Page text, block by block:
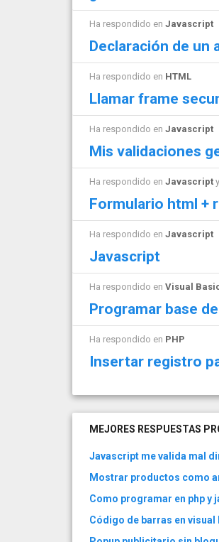
Ha respondido en Javascript
Declaración de un
Ha respondido en HTML
Llamar frame
Ha respondido en Javascript
Mis validaciones
Ha respondido en Javascript
Formulario html +
Ha respondido en Javascript
Javascript
Ha respondido en Visual
Programar base
Ha respondido en PHP
Insertar registro
MEJORES RESPUESTAS
Javascript me valida mal
Mostrar productos como
Como programar en php y
Código de barras en visual